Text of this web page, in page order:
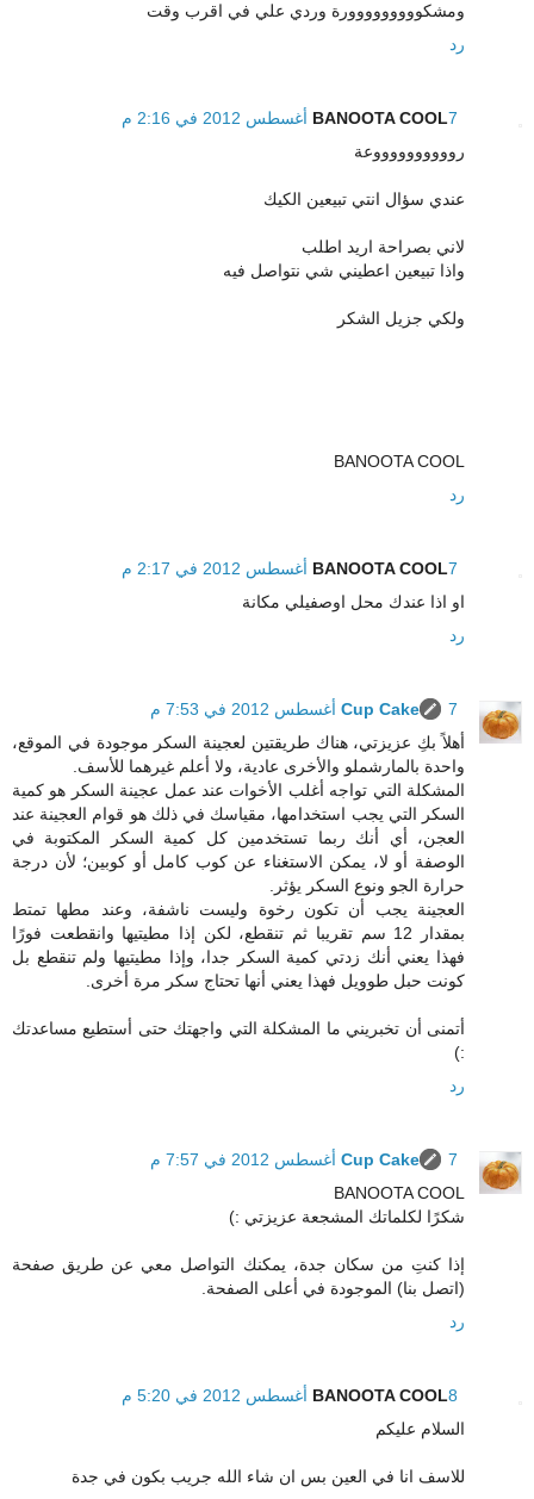
ومشكووووووووورة وردي علي في اقرب وقت
رد
BANOOTA COOL7 أغسطس 2012 في 2:16 م
رووووووووووعة
عندي سؤال انتي تبيعين الكيك
لاني بصراحة اريد اطلب
واذا تبيعين اعطيني شي نتواصل فيه
ولكي جزيل الشكر
BANOOTA COOL
رد
BANOOTA COOL7 أغسطس 2012 في 2:17 م
او اذا عندك محل اوصفيلي مكانة
رد
Cup Cake
7 أغسطس 2012 في 7:53 م
أهلاً بكِ عزيزتي، هناك طريقتين لعجينة السكر موجودة في الموقع،
واحدة بالمارشملو والأخرى عادية، ولا أعلم غيرهما للأسف.
المشكلة التي تواجه أغلب الأخوات عند عمل عجينة السكر هو كمية
السكر التي يجب استخدامها، مقياسك في ذلك هو قوام العجينة عند
العجن، أي أنك ربما تستخدمين كل كمية السكر المكتوبة في
الوصفة أو لا، يمكن الاستغناء عن كوب كامل أو كوبين؛ لأن درجة
حرارة الجو ونوع السكر يؤثر.
العجينة يجب أن تكون رخوة وليست ناشفة، وعند مطها تمتط
بمقدار 12 سم تقريبا ثم تنقطع، لكن إذا مطيتيها وانقطعت فورًا
فهذا يعني أنك زدتي كمية السكر جدا، وإذا مطيتيها ولم تنقطع بل
كونت حبل طوويل فهذا يعني أنها تحتاج سكر مرة أخرى.
أتمنى أن تخبريني ما المشكلة التي واجهتك حتى أستطيع مساعدتك
:)
رد
Cup Cake
7 أغسطس 2012 في 7:57 م
BANOOTA COOL
شكرًا لكلماتك المشجعة عزيزتي :)
إذا كنتِ من سكان جدة، يمكنك التواصل معي عن طريق صفحة
(اتصل بنا) الموجودة في أعلى الصفحة.
رد
BANOOTA COOL8 أغسطس 2012 في 5:20 م
السلام عليكم
للاسف انا في العين بس ان شاء الله جريب بكون في جدة